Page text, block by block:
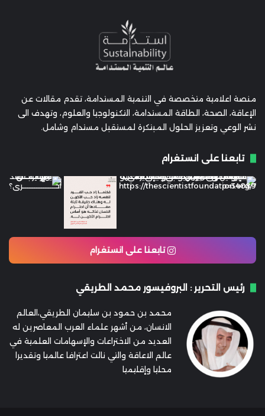
منصة اعلامية متخصصة في التنمية المستدامة، تقدم مقالات عن
الإعاقة، الصحة، الطاقة المستدامة، التكنولوجيا والعلوم، وتهدف الى
نشر الوعي وتعزيز الحلول المبتكرة لمستقبل مستدام وشامل.
تابعنا على انستغرام
تابعنا على انستغرام
رئيس التحرير : البروفيسور محمد الطريقي
محمد بن حمود بن سليمان الطريقي،العالم
الانسان، من أشهر علماء العرب المعاصرين له
العديد من الاختراعات والإسهامات العلمية في
عالم الاعاقة والتي نالت اعترافا عالميا وتقديرا
محليا وإقليميا